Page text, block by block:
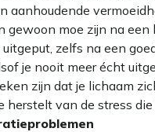
aanhoudende
gewoon moe zijn na een
uitgeput, zelfs na een
je nooit meer écht
zijn dat je lichaam
herstelt van de stress